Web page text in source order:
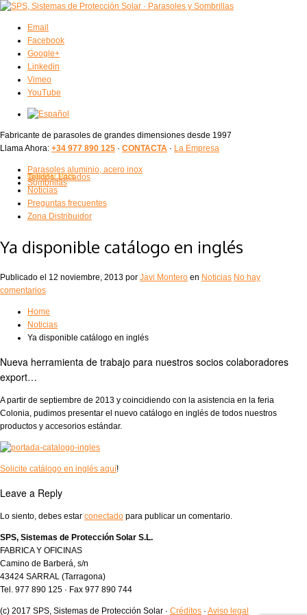
Email
Facebook
Google+
Linkedin
Vimeo
YouTube
Fabricante de parasoles de grandes dimensiones desde 1997
Llama Ahora: +34 977 890 125 · CONTACTA · La Empresa
Parasoles aluminio, acero inox
Sombrillas
consultar stock
Tejidos, Lacados
Noticias
Preguntas frecuentes
Zona Distribuidor
Ya disponible catálogo en inglés
Publicado el 12 noviembre, 2013 por Javi Montero en Noticias No hay
comentarios
Home
Noticias
Ya disponible catálogo en inglés
Nueva herramienta de trabajo para nuestros socios colaboradores
export…
A partir de septiembre de 2013 y coincidiendo con la asistencia en la feria
Colonia, pudimos presentar el nuevo catálogo en inglés de todos nuestros
productos y accesorios estándar.
Solicite catálogo en inglés aquí!
Leave a Reply
Lo siento, debes estar conectado para publicar un comentario.
SPS, Sistemas de Protección Solar S.L.
FABRICA Y OFICINAS
Camino de Barberá, s/n
43424 SARRAL (Tarragona)
Tel. 977 890 125 · Fax 977 890 744
(c) 2017 SPS, Sistemas de Protección Solar · Créditos · Aviso legal